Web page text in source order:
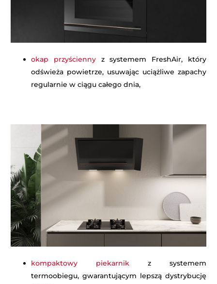
okap przyścienny z systemem FreshAir, który
odświeża powietrze, usuwając uciążliwe zapachy
regularnie w ciągu całego dnia,
kompaktowy piekarnik z systemem
termoobiegu, gwarantującym lepszą dystrybucję